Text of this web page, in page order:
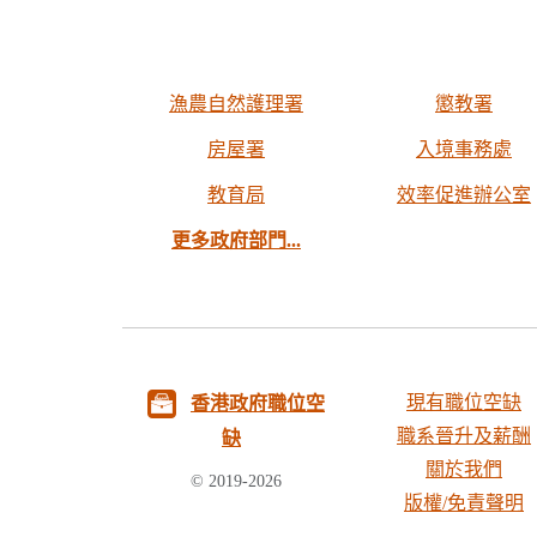
漁農自然護理署 懲教署
房屋署 入境事務處
教育局 效率促進辦公室
更多政府部門...
香港政府職位空
缺
© 2019-2026
現有職位空缺
職系晉升及薪酬
關於我們
版權/免責聲明